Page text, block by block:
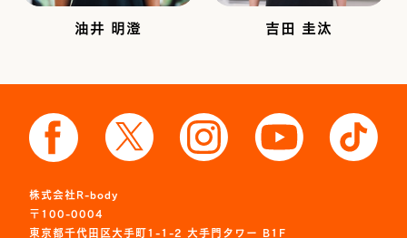
油井 明澄 吉田 圭汰
株式会社R-body
〒100-0004
東京都千代田区大手町1-1-2 大手門タワー B1F